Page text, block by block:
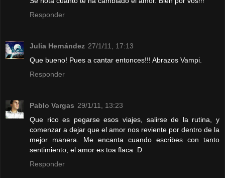
Responder
Julia Hernández 27/1/11, 17:13
Que bueno! Pues a cantar entonces!!! Abrazos Vampi.
Responder
Pablo Vargas 29/1/11, 13:23
Que rico es pegarse esos viajes, salirse de la rutina, y
comenzar a dejar que el amor nos reviente por dentro de la
mejor manera. Me encanta cuando escribes con tanto
sentimiento, el amor es toa flaca :D
Responder